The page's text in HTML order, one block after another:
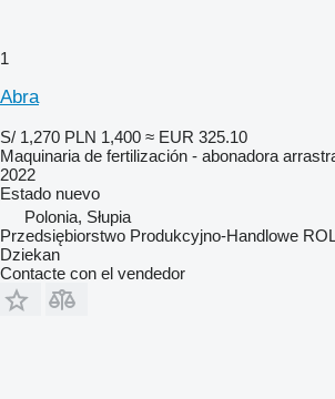
1
Abra
S/ 1,270 PLN 1,400 ≈ EUR 325.10
Maquinaria de fertilización - abonadora
2022
Estado nuevo
Polonia, Słupia
Przedsiębiorstwo Produkcyjno-Handlowe
Dziekan
Contacte con el vendedor